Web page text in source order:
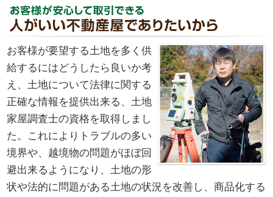
お客様が要望する土地を多く供
給するにはどうしたら良いか考
え、土地について法律に関する
正確な情報を提供出来る、土地
家屋調査士の資格を取得しまし
た。これによりトラブルの多い
境界や、越境物の問題がほぼ回
避出来るようになり、土地の形
状や法的に問題がある土地の状況を改善し、商品化する